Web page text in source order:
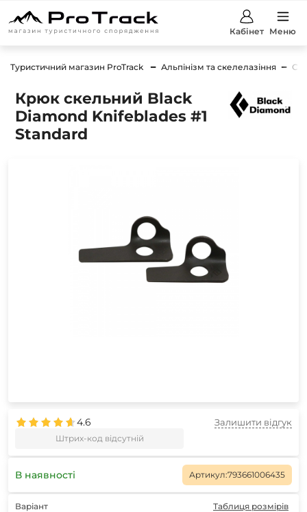
Кабінет Меню
Туристичний магазин ProTrack Альпінізм та скелелазіння
Крюк скельний Black
Diamond Knifeblades #1
Standard
4.6
Штрих-код відсутній
Залишити відгук
В наявності Артикул:793661006435
Варіант
Таблиця розмірів